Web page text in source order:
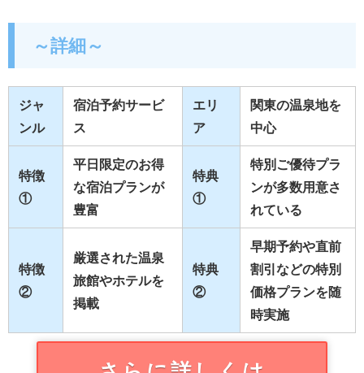
～詳細～
ジャ
ンル
宿泊予約サービ
ス
エリ
ア
関東の温泉地を
中心
特徴
①
平日限定のお得
な宿泊プランが
豊富
特典
①
特別ご優待プラ
ンが多数用意さ
れている
特徴
②
厳選された温泉
旅館やホテルを
掲載
特典
②
早期予約や直前
割引などの特別
価格プランを随
時実施